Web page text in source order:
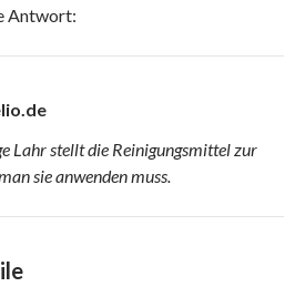
Antwort:
Lahr stellt die Reinigungsmittel zur
sie anwenden muss.